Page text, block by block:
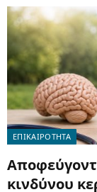
ΕΠΙΚΑΙΡΟΤΗΤΑ
κινδύνου